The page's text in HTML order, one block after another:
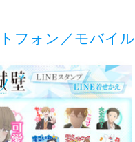
フォン／モバイル